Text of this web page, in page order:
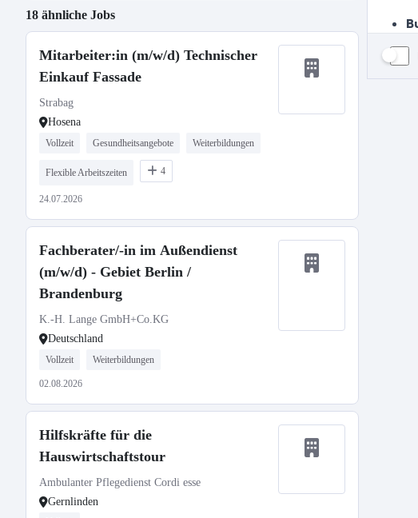
18 ähnliche Jobs
Mitarbeiter:in (m/w/d) Technischer
Einkauf Fassade
Strabag
Hosena
Vollzeit Gesundheitsangebote Weiterbildungen
Flexible Arbeitszeiten 4
24.07.2026
Fachberater/-in im Außendienst
(m/w/d) - Gebiet Berlin /
Brandenburg
K.-H. Lange GmbH+Co.KG
Deutschland
Vollzeit Weiterbildungen
02.08.2026
Hilfskräfte für die
Hauswirtschaftstour
Ambulanter Pflegedienst Cordi esse
Gernlinden